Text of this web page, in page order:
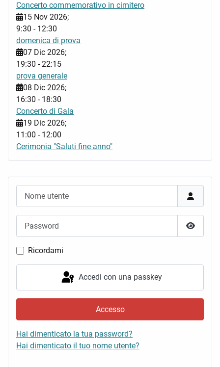
Mostra
Ricordami
Accedi con una passkey
Accesso
Hai dimenticato la tua password?
Hai dimenticato il tuo nome utente?
Concerto commemorativo in cimitero
15 Nov 2026;
9:30 - 12:30
domenica di prova
07 Dic 2026;
19:30 -22:15
prova generale
08 Dic 2026;
16:30 - 18:30
Concerto di Gala
19 Dic 2026;
11:00 - 12:00
Cerimonia "Saluti fine anno"